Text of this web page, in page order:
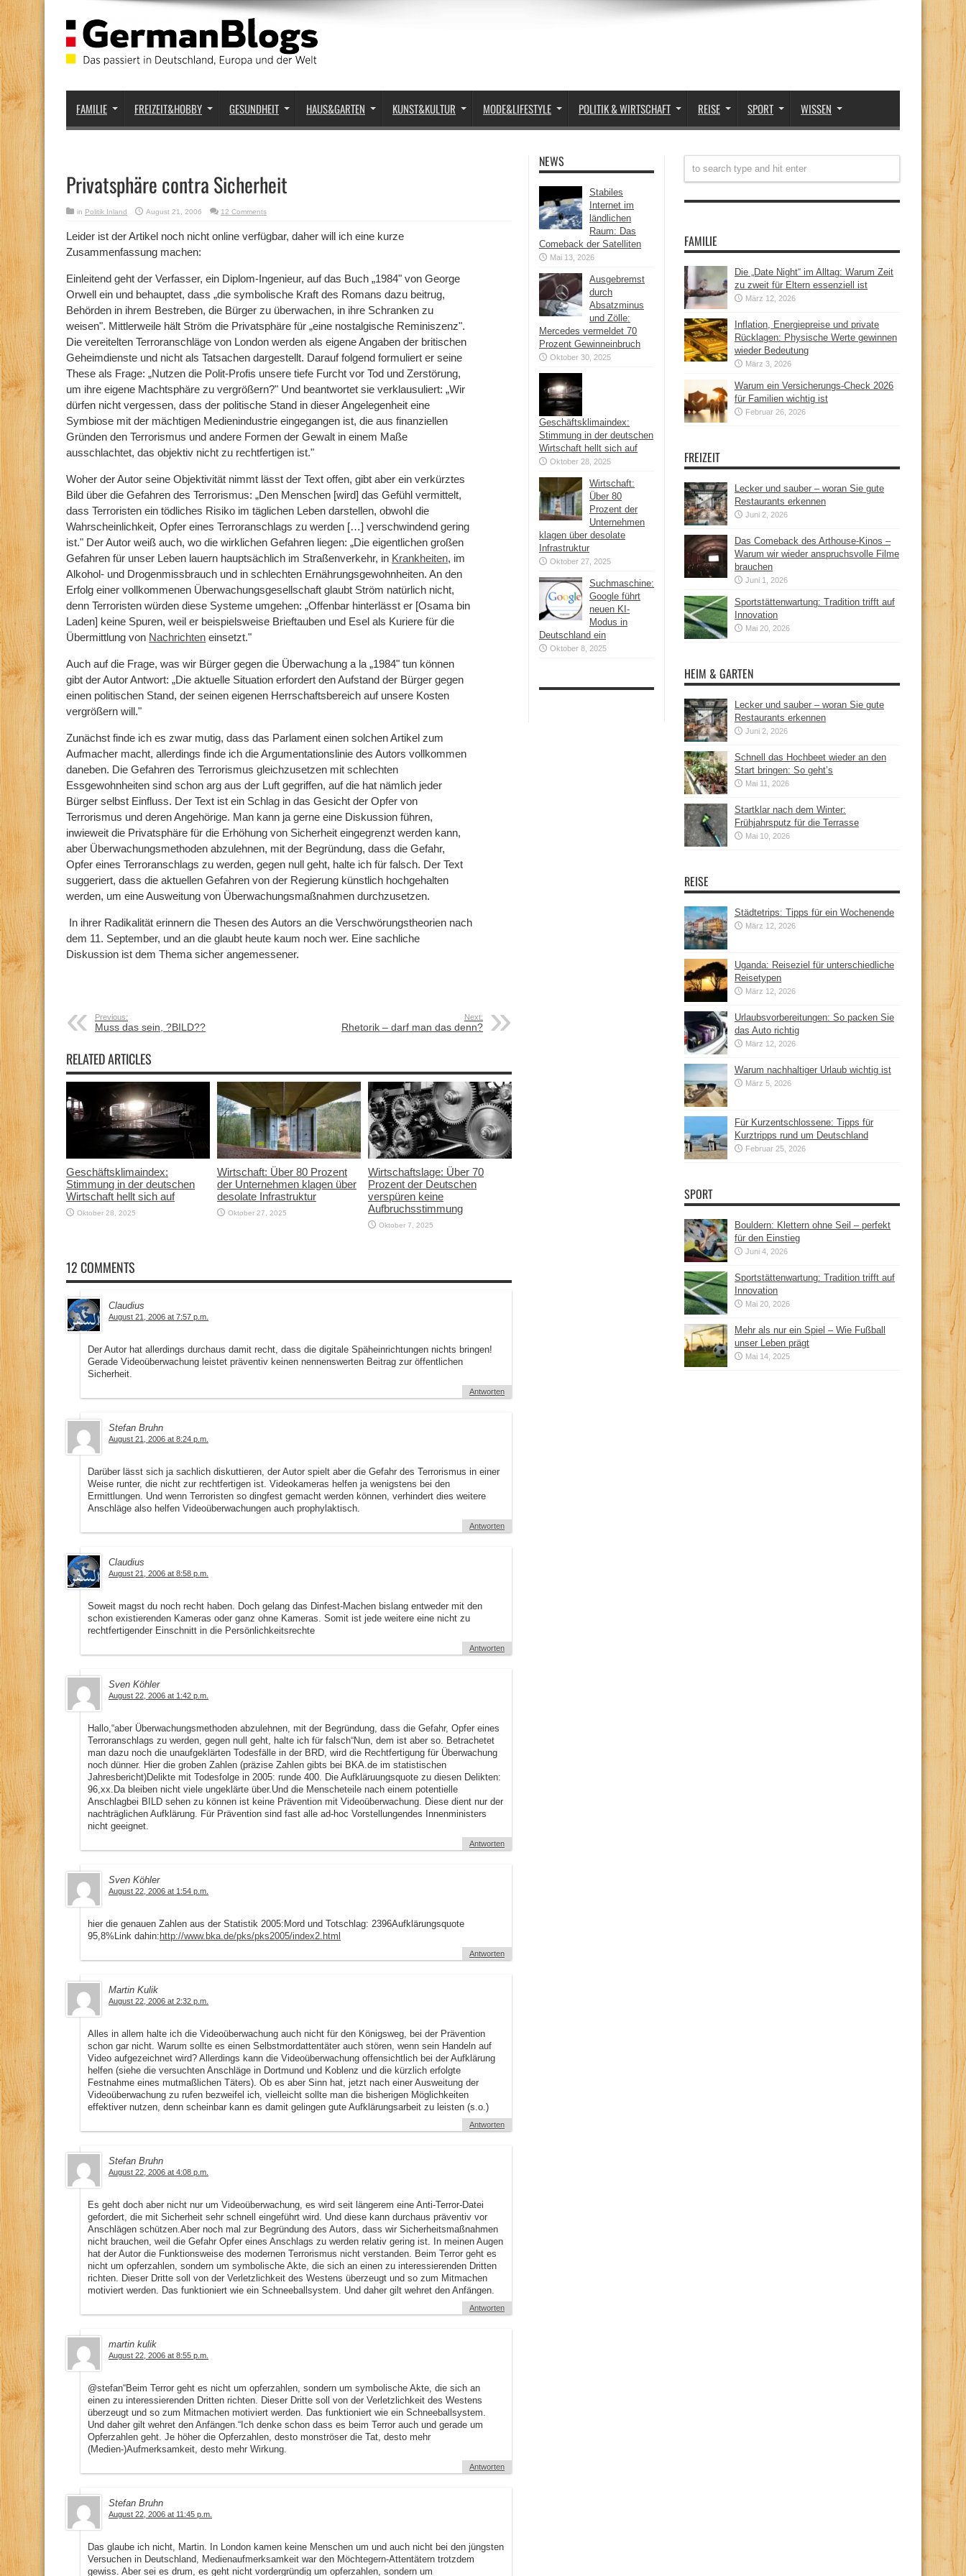
FAMILIE FREIZEIT&HOBBY GESUNDHEIT HAUS&GARTEN KUNST&KULTUR MODE&LIFESTYLE POLITIK & WIRTSCHAFT REISE SPORT WISSEN
Privatsphäre contra Sicherheit
in Politik Inland August 21, 2006 12 Comments
Leider ist der Artikel noch nicht online verfügbar, daher will ich eine kurze
Zusammenfassung machen:
Einleitend geht der Verfasser, ein Diplom-Ingenieur, auf das Buch „1984" von George
Orwell ein und behauptet, dass „die symbolische Kraft des Romans dazu beitrug,
Behörden in ihrem Bestreben, die Bürger zu überwachen, in ihre Schranken zu
weisen". Mittlerweile hält Ström die Privatsphäre für „eine nostalgische Reminiszenz".
Die vereitelten Terroranschläge von London werden als eigene Angaben der britischen
Geheimdienste und nicht als Tatsachen dargestellt. Darauf folgend formuliert er seine
These als Frage: „Nutzen die Polit-Profis unsere tiefe Furcht vor Tod und Zerstörung,
um ihre eigene Machtsphäre zu vergrößern?" Und beantwortet sie verklausuliert: „Wir
dürfen nicht vergessen, dass der politische Stand in dieser Angelegenheit eine
Symbiose mit der mächtigen Medienindustrie eingegangen ist, die aus finanziellen
Gründen den Terrorismus und andere Formen der Gewalt in einem Maße
ausschlachtet, das objektiv nicht zu rechtfertigen ist."
Woher der Autor seine Objektivität nimmt lässt der Text offen, gibt aber ein verkürztes
Bild über die Gefahren des Terrorismus: „Den Menschen [wird] das Gefühl vermittelt,
dass Terroristen ein tödliches Risiko im täglichen Leben darstellen, obwohl die
Wahrscheinlichkeit, Opfer eines Terroranschlags zu werden […] verschwindend gering
ist." Der Autor weiß auch, wo die wirklichen Gefahren liegen: „Die eigentlichen großen
Gefahren für unser Leben lauern hauptsächlich im Straßenverkehr, in Krankheiten, im
Alkohol- und Drogenmissbrauch und in schlechten Ernährungsgewohnheiten. An den
Erfolg einer vollkommenen Überwachungsgesellschaft glaubt Ström natürlich nicht,
denn Terroristen würden diese Systeme umgehen: „Offenbar hinterlässt er [Osama bin
Laden] keine Spuren, weil er beispielsweise Brieftauben und Esel als Kuriere für die
Übermittlung von Nachrichten einsetzt."
Auch auf die Frage, was wir Bürger gegen die Überwachung a la „1984" tun können
gibt der Autor Antwort: „Die aktuelle Situation erfordert den Aufstand der Bürger gegen
einen politischen Stand, der seinen eigenen Herrschaftsbereich auf unsere Kosten
vergrößern will."
Zunächst finde ich es zwar mutig, dass das Parlament einen solchen Artikel zum
Aufmacher macht, allerdings finde ich die Argumentationslinie des Autors vollkommen
daneben. Die Gefahren des Terrorismus gleichzusetzen mit schlechten
Essgewohnheiten sind schon arg aus der Luft gegriffen, auf die hat nämlich jeder
Bürger selbst Einfluss. Der Text ist ein Schlag in das Gesicht der Opfer von
Terrorismus und deren Angehörige. Man kann ja gerne eine Diskussion führen,
inwieweit die Privatsphäre für die Erhöhung von Sicherheit eingegrenzt werden kann,
aber Überwachungsmethoden abzulehnen, mit der Begründung, dass die Gefahr,
Opfer eines Terroranschlags zu werden, gegen null geht, halte ich für falsch. Der Text
suggeriert, dass die aktuellen Gefahren von der Regierung künstlich hochgehalten
werden, um eine Ausweitung von Überwachungsmaßnahmen durchzusetzen.
In ihrer Radikalität erinnern die Thesen des Autors an die Verschwörungstheorien nach
dem 11. September, und an die glaubt heute kaum noch wer. Eine sachliche
Diskussion ist dem Thema sicher angemessener.
Previous:
Muss das sein, ?BILD??
Next:
Rhetorik – darf man das denn?
RELATED ARTICLES
Geschäftsklimaindex:
Stimmung in der deutschen
Wirtschaft hellt sich auf
Oktober 28, 2025
Wirtschaft: Über 80 Prozent
der Unternehmen klagen über
desolate Infrastruktur
Oktober 27, 2025
Wirtschaftslage: Über 70
Prozent der Deutschen
verspüren keine
Aufbruchsstimmung
Oktober 7, 2025
12 COMMENTS
Claudius
August 21, 2006 at 7:57 p.m.
Der Autor hat allerdings durchaus damit recht, dass die digitale Späheinrichtungen nichts bringen!
Gerade Videoüberwachung leistet präventiv keinen nennenswerten Beitrag zur öffentlichen
Sicherheit.
Antworten
Stefan Bruhn
August 21, 2006 at 8:24 p.m.
Darüber lässt sich ja sachlich diskuttieren, der Autor spielt aber die Gefahr des Terrorismus in einer
Weise runter, die nicht zur rechtfertigen ist. Videokameras helfen ja wenigstens bei den
Ermittlungen. Und wenn Terroristen so dingfest gemacht werden können, verhindert dies weitere
Anschläge also helfen Videoüberwachungen auch prophylaktisch.
Antworten
Claudius
August 21, 2006 at 8:58 p.m.
Soweit magst du noch recht haben. Doch gelang das Dinfest-Machen bislang entweder mit den
schon existierenden Kameras oder ganz ohne Kameras. Somit ist jede weitere eine nicht zu
rechtfertigender Einschnitt in die Persönlichkeitsrechte
Antworten
Sven Köhler
August 22, 2006 at 1:42 p.m.
Hallo,“aber Überwachungsmethoden abzulehnen, mit der Begründung, dass die Gefahr, Opfer eines
Terroranschlags zu werden, gegen null geht, halte ich für falsch“Nun, dem ist aber so. Betrachetet
man dazu noch die unaufgeklärten Todesfälle in der BRD, wird die Rechtfertigung für Überwachung
noch dünner. Hier die groben Zahlen (präzise Zahlen gibts bei BKA.de im statistischen
Jahresbericht)Delikte mit Todesfolge in 2005: runde 400. Die Aufkläruungsquote zu diesen Delikten:
96,xx.Da bleiben nicht viele ungeklärte über.Und die Menscheteile nach einem potentielle
Anschlagbei BILD sehen zu können ist keine Prävention mit Videoüberwachung. Diese dient nur der
nachträglichen Aufklärung. Für Prävention sind fast alle ad-hoc Vorstellungendes Innenministers
nicht geeignet.
Antworten
Sven Köhler
August 22, 2006 at 1:54 p.m.
hier die genauen Zahlen aus der Statistik 2005:Mord und Totschlag: 2396Aufklärungsquote
95,8%Link dahin: http://www.bka.de/pks/pks2005/index2.html
Antworten
Martin Kulik
August 22, 2006 at 2:32 p.m.
Alles in allem halte ich die Videoüberwachung auch nicht für den Königsweg, bei der Prävention
schon gar nicht. Warum sollte es einen Selbstmordattentäter auch stören, wenn sein Handeln auf
Video aufgezeichnet wird? Allerdings kann die Videoüberwachung offensichtlich bei der Aufklärung
helfen (siehe die versuchten Anschläge in Dortmund und Koblenz und die kürzlich erfolgte
Festnahme eines mutmaßlichen Täters). Ob es aber Sinn hat, jetzt nach einer Ausweitung der
Videoüberwachung zu rufen bezweifel ich, vielleicht sollte man die bisherigen Möglichkeiten
effektiver nutzen, denn scheinbar kann es damit gelingen gute Aufklärungsarbeit zu leisten (s.o.)
Antworten
Stefan Bruhn
August 22, 2006 at 4:08 p.m.
Es geht doch aber nicht nur um Videoüberwachung, es wird seit längerem eine Anti-Terror-Datei
gefordert, die mit Sicherheit sehr schnell eingeführt wird. Und diese kann durchaus präventiv vor
Anschlägen schützen.Aber noch mal zur Begründung des Autors, dass wir Sicherheitsmaßnahmen
nicht brauchen, weil die Gefahr Opfer eines Anschlags zu werden relativ gering ist. In meinen Augen
hat der Autor die Funktionsweise des modernen Terrorismus nicht verstanden. Beim Terror geht es
nicht um opferzahlen, sondern um symbolische Akte, die sich an einen zu interessierenden Dritten
richten. Dieser Dritte soll von der Verletzlichkeit des Westens überzeugt und so zum Mitmachen
motiviert werden. Das funktioniert wie ein Schneeballsystem. Und daher gilt wehret den Anfängen.
Antworten
martin kulik
August 22, 2006 at 8:55 p.m.
@stefan“Beim Terror geht es nicht um opferzahlen, sondern um symbolische Akte, die sich an
einen zu interessierenden Dritten richten. Dieser Dritte soll von der Verletzlichkeit des Westens
überzeugt und so zum Mitmachen motiviert werden. Das funktioniert wie ein Schneeballsystem.
Und daher gilt wehret den Anfängen.“Ich denke schon dass es beim Terror auch und gerade um
Opferzahlen geht. Je höher die Opferzahlen, desto monströser die Tat, desto mehr
(Medien-)Aufmerksamkeit, desto mehr Wirkung.
Antworten
Stefan Bruhn
August 22, 2006 at 11:45 p.m.
Das glaube ich nicht, Martin. In London kamen keine Menschen um und auch nicht bei den jüngsten
Versuchen in Deutschland, Medienaufmerksamkeit war den Möchtegern-Attentätern trotzdem
gewiss. Aber sei es drum, es geht nicht vordergründig um opferzahlen, sondern um
NEWS
Stabiles
Internet im
ländlichen
Raum: Das
Comeback der Satelliten
Mai 13, 2026
Ausgebremst
durch
Absatzminus
und Zölle:
Mercedes vermeldet 70
Prozent Gewinneinbruch
Oktober 30, 2025
Geschäftsklimaindex:
Stimmung in der deutschen
Wirtschaft hellt sich auf
Oktober 28, 2025
Wirtschaft:
Über 80
Prozent der
Unternehmen
klagen über desolate
Infrastruktur
Oktober 27, 2025
Suchmaschine:
Google führt
neuen KI-
Modus in
Deutschland ein
Oktober 8, 2025
FAMILIE
Die „Date Night“ im Alltag: Warum Zeit
zu zweit für Eltern essenziell ist
März 12, 2026
Inflation, Energiepreise und private
Rücklagen: Physische Werte gewinnen
wieder Bedeutung
März 3, 2026
Warum ein Versicherungs-Check 2026
für Familien wichtig ist
Februar 26, 2026
FREIZEIT
Lecker und sauber – woran Sie gute
Restaurants erkennen
Juni 2, 2026
Das Comeback des Arthouse-Kinos –
Warum wir wieder anspruchsvolle Filme
brauchen
Juni 1, 2026
Sportstättenwartung: Tradition trifft auf
Innovation
Mai 20, 2026
HEIM & GARTEN
Lecker und sauber – woran Sie gute
Restaurants erkennen
Juni 2, 2026
Schnell das Hochbeet wieder an den
Start bringen: So geht’s
Mai 11, 2026
Startklar nach dem Winter:
Frühjahrsputz für die Terrasse
Mai 10, 2026
REISE
Städtetrips: Tipps für ein Wochenende
März 12, 2026
Uganda: Reiseziel für unterschiedliche
Reisetypen
März 12, 2026
Urlaubsvorbereitungen: So packen Sie
das Auto richtig
März 12, 2026
Warum nachhaltiger Urlaub wichtig ist
März 5, 2026
Für Kurzentschlossene: Tipps für
Kurztripps rund um Deutschland
Februar 25, 2026
SPORT
Bouldern: Klettern ohne Seil – perfekt
für den Einstieg
Juni 4, 2026
Sportstättenwartung: Tradition trifft auf
Innovation
Mai 20, 2026
Mehr als nur ein Spiel – Wie Fußball
unser Leben prägt
Mai 14, 2025